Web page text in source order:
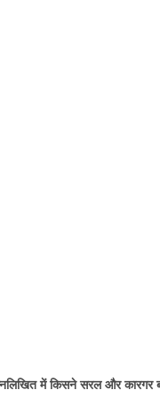
में किसने सरल और कारगर